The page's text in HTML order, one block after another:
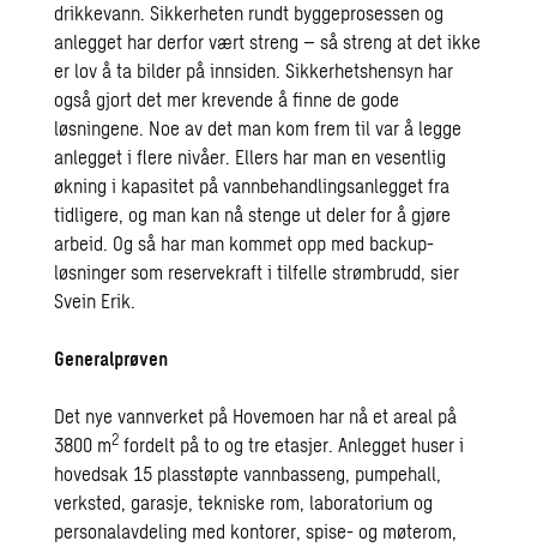
drikkevann. Sikkerheten rundt byggeprosessen og
anlegget har derfor vært streng – så streng at det ikke
er lov å ta bilder på innsiden. Sikkerhetshensyn har
også gjort det mer krevende å finne de gode
løsningene. Noe av det man kom frem til var å legge
anlegget i flere nivåer. Ellers har man en vesentlig
økning i kapasitet på vannbehandlingsanlegget fra
tidligere, og man kan nå stenge ut deler for å gjøre
arbeid. Og så har man kommet opp med backup-
løsninger som reservekraft i tilfelle strømbrudd, sier
Svein Erik.
Generalprøven
Det nye vannverket på Hovemoen har nå et areal på
3800 m2 fordelt på to og tre etasjer. Anlegget huser i
hovedsak 15 plasstøpte vannbasseng, pumpehall,
verksted, garasje, tekniske rom, laboratorium og
personalavdeling med kontorer, spise- og møterom,